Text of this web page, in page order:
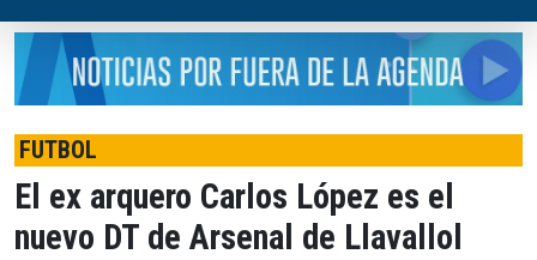
FUTBOL
El ex arquero Carlos López es el
nuevo DT de Arsenal de Llavallol